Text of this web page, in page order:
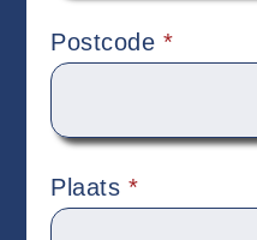
Postcode *
Plaats *